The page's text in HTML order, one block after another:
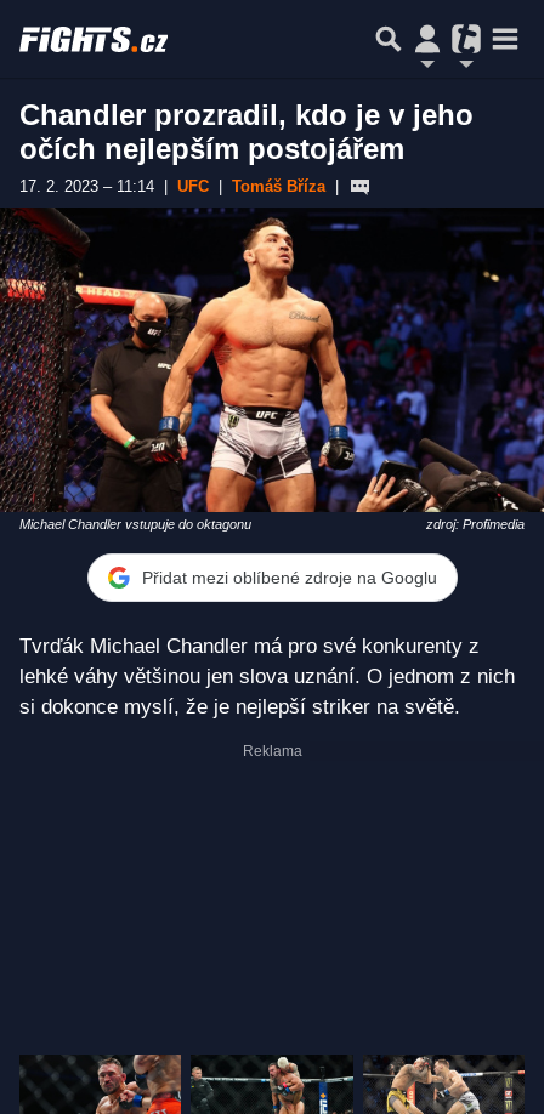
Chandler prozradil, kdo je v jeho
očích nejlepším postojářem
17. 2. 2023 – 11:14 UFC Tomáš Bříza
Michael Chandler vstupuje do oktagonu zdroj: Profimedia
Přidat mezi oblíbené zdroje na Googlu
Tvrďák Michael Chandler má pro své konkurenty z
lehké váhy většinou jen slova uznání. O jednom z nich
si dokonce myslí, že je nejlepší striker na světě.